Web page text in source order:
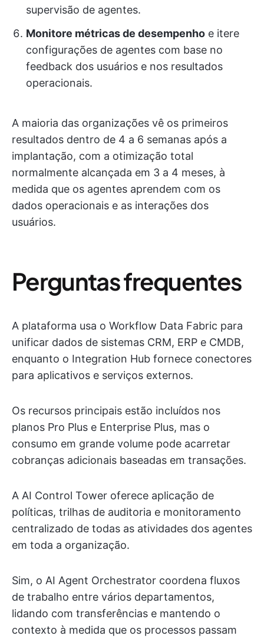
supervisão de agentes.
Monitore métricas de desempenho e itere
configurações de agentes com base no
feedback dos usuários e nos resultados
operacionais.
A maioria das organizações vê os primeiros
resultados dentro de 4 a 6 semanas após a
implantação, com a otimização total
normalmente alcançada em 3 a 4 meses, à
medida que os agentes aprendem com os
dados operacionais e as interações dos
usuários.
Perguntas frequentes
A plataforma usa o Workflow Data Fabric para
unificar dados de sistemas CRM, ERP e CMDB,
enquanto o Integration Hub fornece conectores
para aplicativos e serviços externos.
Os recursos principais estão incluídos nos
planos Pro Plus e Enterprise Plus, mas o
consumo em grande volume pode acarretar
cobranças adicionais baseadas em transações.
A AI Control Tower oferece aplicação de
políticas, trilhas de auditoria e monitoramento
centralizado de todas as atividades dos agentes
em toda a organização.
Sim, o AI Agent Orchestrator coordena fluxos
de trabalho entre vários departamentos,
lidando com transferências e mantendo o
contexto à medida que os processos passam